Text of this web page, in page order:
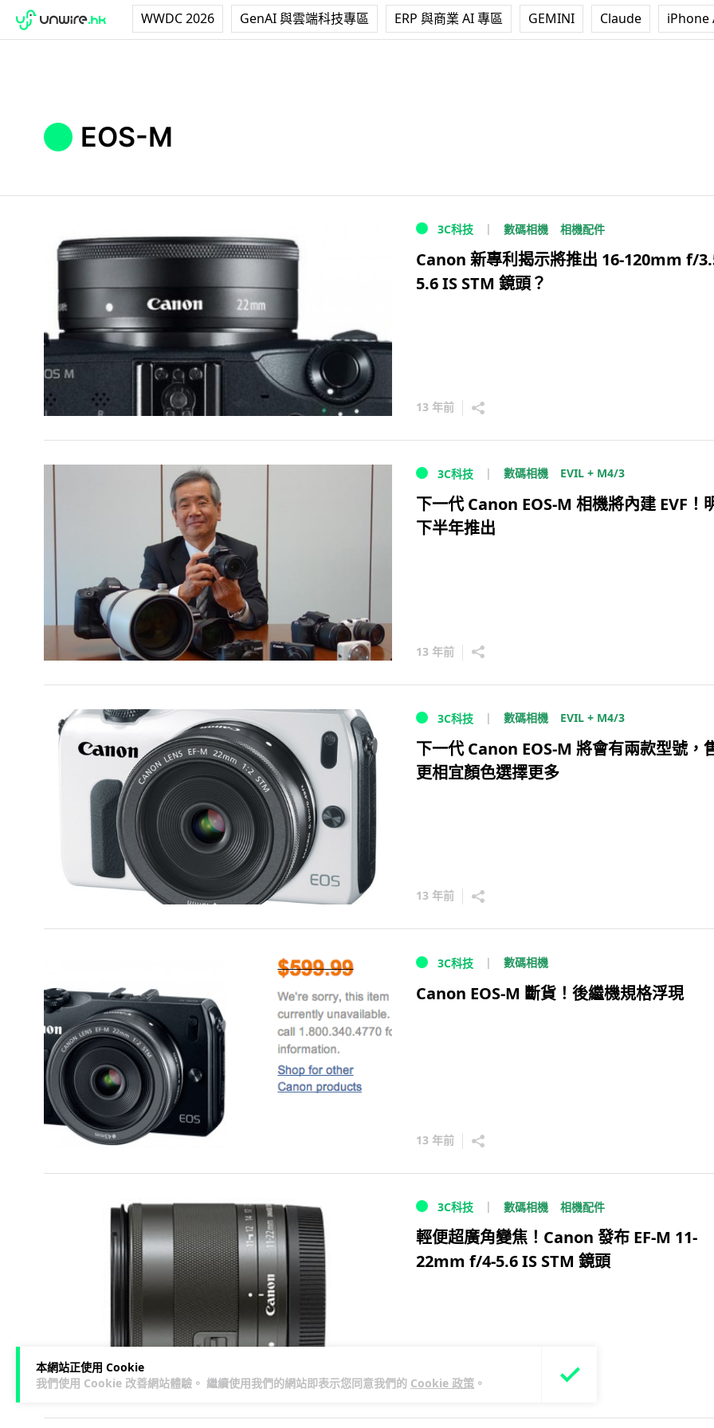
WWDC 2026 GenAI 與雲端科技專區 ERP 與商業 AI 專區 GEMINI Claude iPhone
本網站正使用 Cookie
我們使用 Cookie 改善網站體驗。 繼續使用我們的網站即表示您同意我們的 Cookie 政策 。
EOS-M
3C科技 數碼相機 相機配件
Canon 新專利揭示將推出 16-120mm f/
5.6 IS STM 鏡頭？
13 年前
3C科技 數碼相機 EVIL + M4/3
下一代 Canon EOS-M 相機將內建 EVF！
下半年推出
13 年前
3C科技 數碼相機 EVIL + M4/3
下一代 Canon EOS-M 將會有兩款型號，
更相宜顏色選擇更多
13 年前
3C科技 數碼相機
Canon EOS-M 斷貨！後繼機規格浮現
13 年前
3C科技 數碼相機 相機配件
輕便超廣角變焦！Canon 發布 EF-M 11-
22mm f/4-5.6 IS STM 鏡頭
13 年前